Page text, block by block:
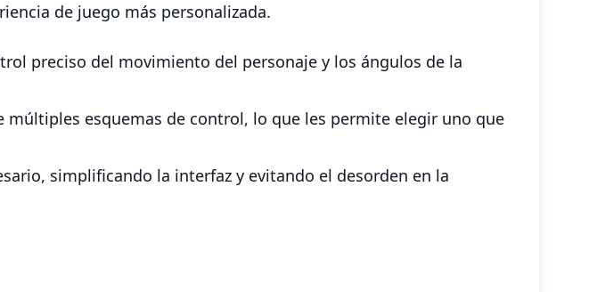
de juego más personalizada.
preciso del movimiento del personaje y los ángulos de la
múltiples esquemas de control, lo que les permite elegir uno que
simplificando la interfaz y evitando el desorden en la